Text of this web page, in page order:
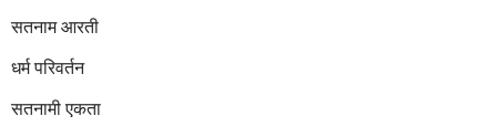
सतनाम आरती
धर्म परिवर्तन
सतनामी एकता